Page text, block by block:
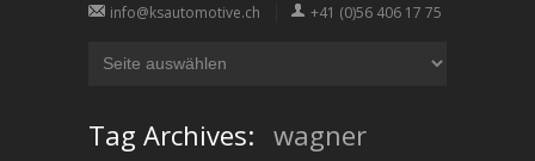
info@ksautomotive.ch +41 (0)56 406 17 75
Tag Archives: wagner